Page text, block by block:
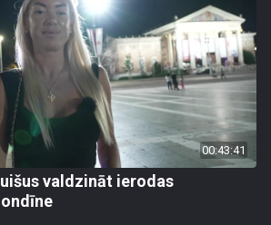
00:43:41
valdzināt ierodas